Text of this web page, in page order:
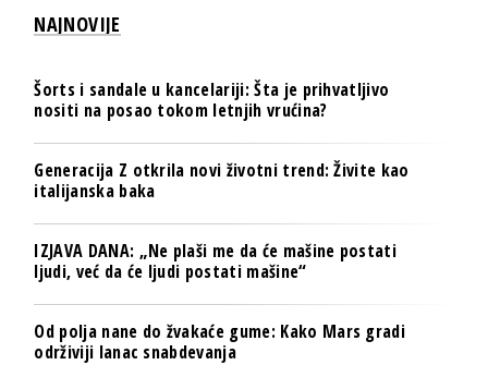
NAJNOVIJE
Šorts i sandale u kancelariji: Šta je prihvatljivo
nositi na posao tokom letnjih vrućina?
Generacija Z otkrila novi životni trend: Živite kao
italijanska baka
IZJAVA DANA: „Ne plaši me da će mašine postati
ljudi, već da će ljudi postati mašine“
Od polja nane do žvakaće gume: Kako Mars gradi
održiviji lanac snabdevanja